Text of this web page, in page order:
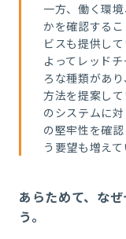
一方、働く環
かを確認する
ビスも提供し
よってレッド
ろな種類があ
方法を提案し
のシステムに
の堅牢性を確
う要望も増えて
あらためて、な
う。